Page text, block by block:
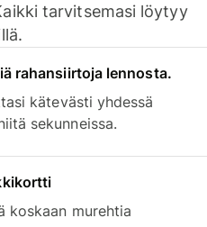
tarvitsemasi löytyy
rahansiirtoja lennosta.
kätevästi yhdessä
sekunneissa.
koskaan murehtia